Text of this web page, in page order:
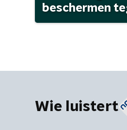
beschermen
Wie luistert